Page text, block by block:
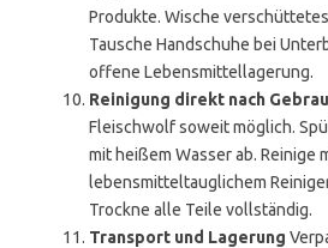
Produkte. Wische
Tausche Handschuhe bei
offene Lebensmittellagerung.
Reinigung direkt nach
Fleischwolf soweit möglich.
mit heißem Wasser ab. Reinige
lebensmitteltauglichem
Trockne alle Teile vollständig.
Transport und Lagerung